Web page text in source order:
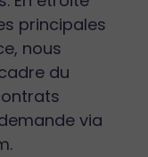
principales
nous
du
via